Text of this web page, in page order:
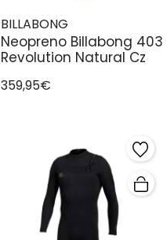
BILLABONG
Neopreno Billabong 403
Revolution Natural Cz
359,95€